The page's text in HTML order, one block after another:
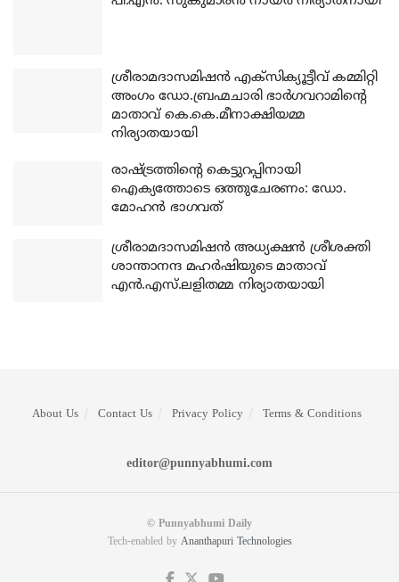
ശ്രീരാമദാസമിഷന്‍ എക്‌സിക്യൂട്ടീവ് കമ്മിറ്റി
അംഗം ഡോ.ബ്രഹ്മചാരി ഭാര്‍ഗവറാമിന്റെ
മാതാവ് കെ.കെ.മീനാക്ഷിയമ്മ
നിര്യാതയായി
രാഷ്ട്രത്തിന്റെ കെട്ടുറപ്പിനായി
ഐക്യത്തോടെ ഒത്തുചേരണം: ഡോ.
മോഹന്‍ ഭാഗവത്
ശ്രീരാമദാസമിഷന്‍ അധ്യക്ഷന്‍ ശ്രീശക്തി
ശാന്താനന്ദ മഹര്‍ഷിയുടെ മാതാവ്
എന്‍.എസ്.ലളിതമ്മ നിര്യാതയായി
About Us Contact Us Privacy Policy Terms & Conditions
editor@punnyabhumi.com
© Punnyabhumi Daily
Tech-enabled by Ananthapuri Technologies